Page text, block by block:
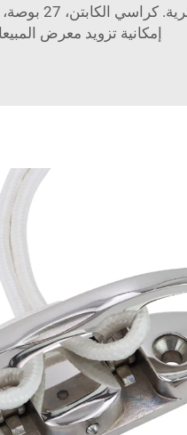
الظروف
إمكانية تزويد معرض